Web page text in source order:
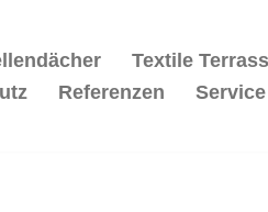
Textile
Referenzen Service